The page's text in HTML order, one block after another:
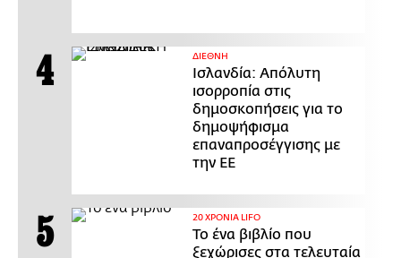
ΔΙΕΘΝΗ
Ισλανδία: Απόλυτη
ισορροπία στις
δημοσκοπήσεις για το
δημοψήφισμα
επαναπροσέγγισης με
την ΕΕ
20 ΧΡΟΝΙΑ LIFO
Το ένα βιβλίο που
ξεχώρισες στα τελευταία